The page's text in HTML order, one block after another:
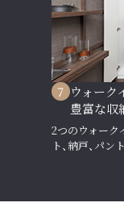
7 ウォーク
豊富な収
2つのウォーク
ト、納戸、パ